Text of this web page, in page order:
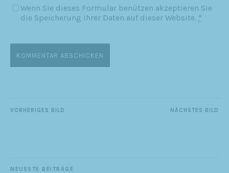
Wenn Sie dieses Formular benützen akzeptieren Sie
die Speicherung Ihrer Daten auf dieser Website. *
NÄCHSTES BILD
VORHERIGES BILD
NEUESTE BEITRÄGE